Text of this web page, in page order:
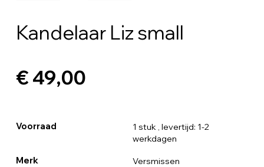
Kandelaar Liz small
€ 49,00
Voorraad 1 stuk , levertijd: 1-2
werkdagen
Merk Versmissen